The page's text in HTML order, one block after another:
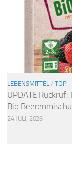
LEBENSMITTEL / TOP
UPDATE
Bio
24 JULI, 2026